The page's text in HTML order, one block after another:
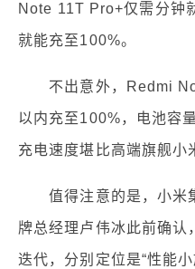
Note 11T Pro+仅需分钟
就能充至100%。
不出意外，Redmi
以内充至100%，电池容
充电速度堪比高端旗舰小
值得注意的是，小米
牌总经理卢伟冰此前确
迭代，分别定位是“性能小